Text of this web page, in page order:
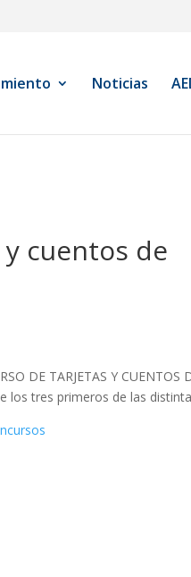
Noticias
cuentos de
DE TARJETAS Y CUENTOS
los tres primeros de las